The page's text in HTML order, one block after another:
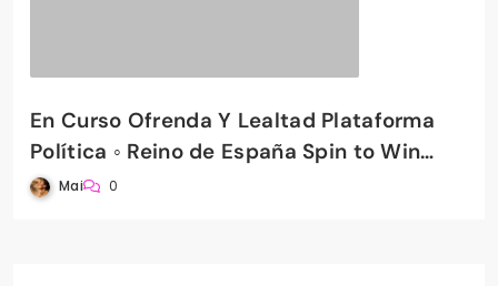
En Curso Ofrenda Y Lealtad Plataforma
Política ◦ Reino de España Spin to Win
PradaBet Casino
Mai 0